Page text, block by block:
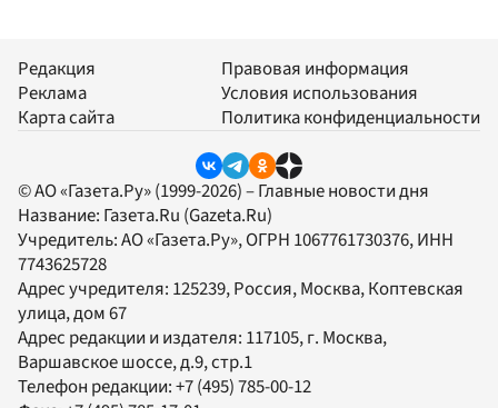
Редакция
Реклама
Карта сайта
Правовая информация
Условия использования
Политика конфиденциальности
© АО «Газета.Ру» (1999-2026) – Главные новости дня
Название: Газета.Ru (Gazeta.Ru)
Учредитель:АО «Газета.Ру», ОГРН 1067761730376, ИНН
7743625728
Адрес учредителя: 125239, Россия, Москва, Коптевская
улица, дом 67
Адрес редакции и издателя: 117105, г. Москва,
Варшавское шоссе, д.9, стр.1
Телефон редакции:+7 (495) 785-00-12